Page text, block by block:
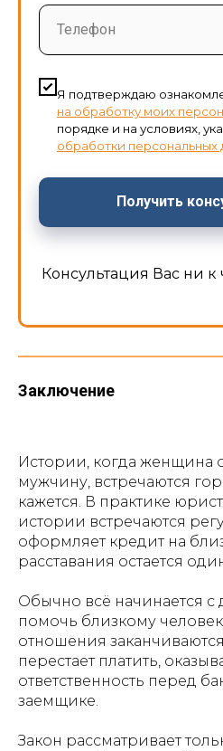
Телефон
Я подтверждаю
на обработку моих
порядке и на условиях,
обработки персональных
Получить
Консультация Вас ни к
Заключение
Истории, когда женщина
мужчину, встречаются
кажется. В практике
истории встречаются
оформляет кредит на
расставания остается
Обычно всё начинается
помочь близкому
отношения
перестает платить,
ответственность перед
заемщике.
Закон рассматривает